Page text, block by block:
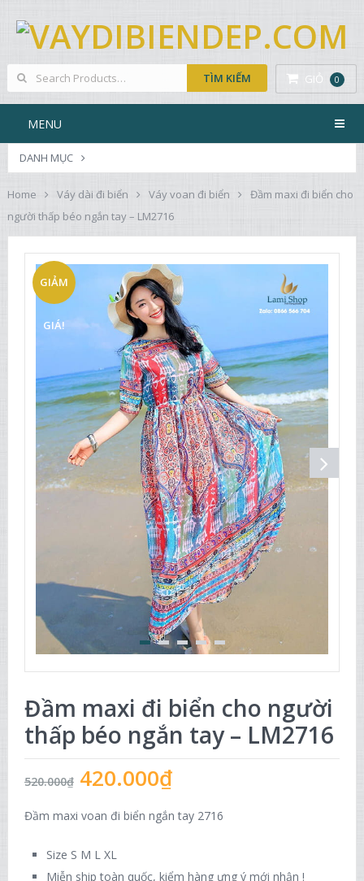
GIỎ 0
MENU
DANH MỤC
Home Váy dài đi biển Váy voan đi biển
Đầm maxi đi biển cho
người thấp béo ngắn tay – LM2716
GIẢM
GIÁ!
Đầm maxi đi biển cho người
thấp béo ngắn tay – LM2716
520.000₫ 420.000₫
Đầm maxi voan đi biển ngắn tay 2716
Size S M L XL
Miễn ship toàn quốc, kiểm hàng ưng ý mới nhận !